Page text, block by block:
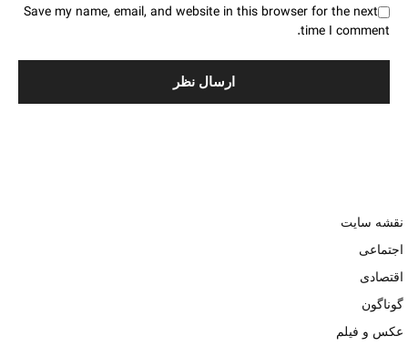
Save my name, email, and website in this browser for the next
time I comment.
نقشه سایت
اجتماعی
اقتصادی
گوناگون
عکس و فیلم